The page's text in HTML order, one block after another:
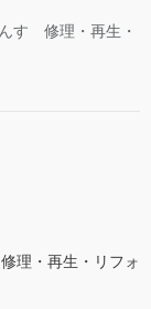
す 修理・再生・
理・再生・リフォ